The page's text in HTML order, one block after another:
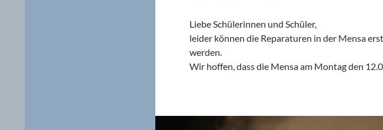
Liebe Schülerinnen und Schüler,
leider können die Reparaturen in der Mensa
werden.
Wir hoffen, dass die Mensa am Montag den